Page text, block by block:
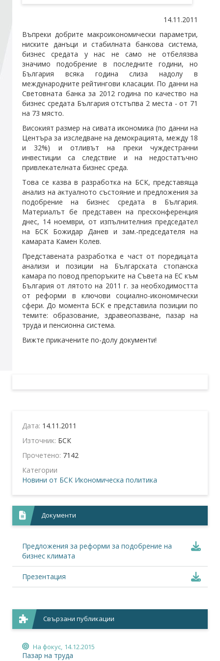
Абонирайте се!
14.11.2011
Въпреки добрите макроикономически параметри,
ниските данъци и стабилната банкова система,
бизнес средата у нас не само не отбелязва
значимо подобрение в последните години, но
България всяка година слиза надолу в
международните рейтингови класации. По данни на
Световната банка за 2012 година по качество на
бизнес средата България отстъпва 2 места - от 71
на 73 място.
Високият размер на сивата икономика (по данни на
Центъра за изследване на демокрацията, между 18
и 32%) и отливът на преки чуждестранни
инвестиции са следствие и на недостатъчно
привлекателната бизнес среда.
Това се казва в разработка на БСК, представяща
анализ на актуалното състояние и предложения за
подобрение на бизнес средата в България.
Материалът бе представен на пресконференция
днес, 14 ноември, от изпълнителния председател
на БСК Божидар Данев и зам.-председателя на
камарата Камен Колев.
Представената разработка е част от поредицата
анализи и позиции на Българската стопанска
камара по повод препоръките на Съвета на ЕС към
България от лятото на 2011 г. за необходимостта
от реформи в ключови социално-икономически
сфери. До момента БСК е представила позиции по
темите: образование, здравеопазване, пазар на
труда и пенсионна система.
Вижте прикачените по-долу документи!
Дата: 14.11.2011
Източник: БСК
Прочетено: 7142
Категории
Новини от БСК Икономическа политика
Документи
Предложения за реформи за подобрение на
бизнес климата
Презентация
Свързани публикации
На фокус, 14.12.2015
Пазар на труда